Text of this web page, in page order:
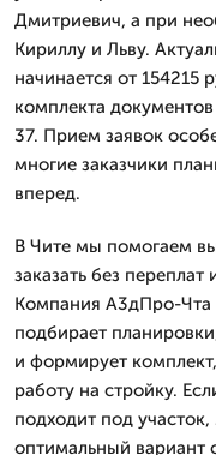
Дмитpиевич, а при
Кириллу и Льву.
начинается от 154215
комплекта
37. Прием заявок
многие заказчики
вперед.
В Чите мы помогаем
заказать без
Компания А3дПро-Чта
подбирает
и формирует
работу на стройку.
подходит под
оптимальный вариант